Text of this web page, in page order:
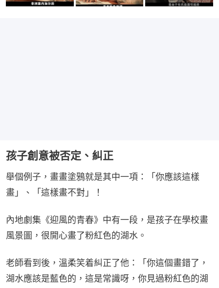
孩子創意被否定、糾正
舉個例子，畫畫塗鴉就是其中一項：「你應該這樣
畫」、「這樣畫不對」！
內地劇集《迎風的青春》中有一段，是孩子在學校畫
風景圖，很開心畫了粉紅色的湖水。
老師看到後，溫柔笑着糾正了他：「你這個畫錯了，
湖水應該是藍色的，這是常識呀，你見過粉紅色的湖